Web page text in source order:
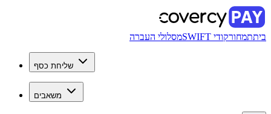
קודי SWIFT מסלולי העברה
שליחת כסף
משאבים